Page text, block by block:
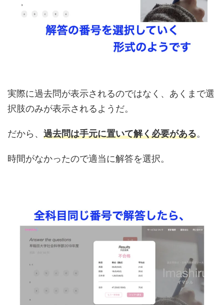
実際に過去問が表示されるのではなく、あくまで選
択肢のみが表示されるようだ。
だから、 過去問は手元に置いて解く必要がある。
時間がなかったので適当に解答を選択。